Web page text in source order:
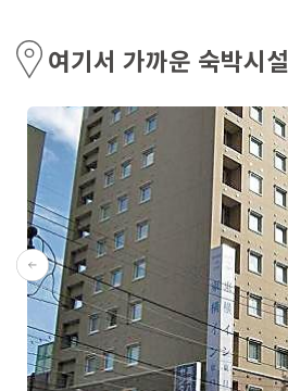
여기서 가까운 숙박시설